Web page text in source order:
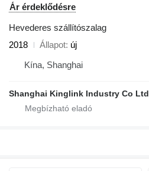
Ár érdeklődésre
Hevederes szállítószalag
2018
Állapot új
Kína, Shanghai
Shanghai Kinglink Industry Co Ltd